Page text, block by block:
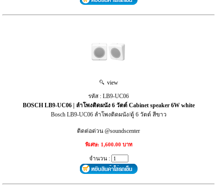
view
รหัส : LB9-UC06
BOSCH LB9-UC06 | ลำโพงติดผนัง 6 วัตต์ Cabinet speaker 6W white
Bosch LB9-UC06 ลำโพงติดผนัง/ตู้ 6 วัตต์ สีขาว
ติดต่อด่วน @soundscenter
พิเศษ: 1,600.00 บาท
จำนวน :